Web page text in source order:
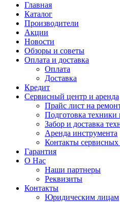
Главная
Каталог
Производители
Акции
Новости
Обзоры и советы
Оплата и доставка
Оплата
Доставка
Кредит
Сервисный центр и аренда
Прайс лист на
Подготовка техники
Забор и доставка
Аренда инструмента
Контакты сервисных
Гарантия
О Нас
Наши партнеры
Реквизиты
Контакты
Юридическим лицам